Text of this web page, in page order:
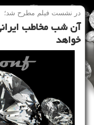
در نشست فیلم مطرح شد؛
آن شب مخاطب
خواهد